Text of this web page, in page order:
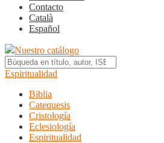
Contacto
Català
Español
Nuestro catálogo
Espiritualidad
Biblia
Catequesis
Cristología
Eclesiología
Espiritualidad